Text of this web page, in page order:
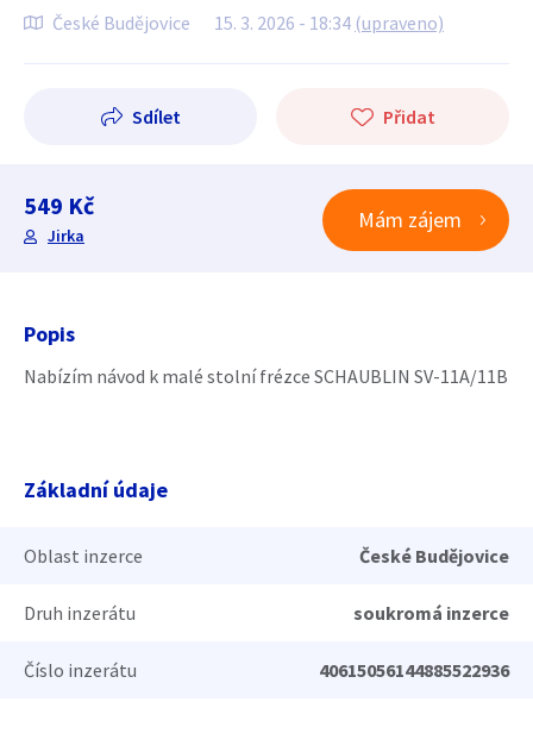
České Budějovice 15. 3. 2026 - 18:34 (upraveno)
Sdílet Přidat
549 Kč
Jirka
Mám zájem
Popis
Nabízím návod k malé stolní frézce SCHAUBLIN SV-11A/11B
Základní údaje
Oblast inzerce České Budějovice
Druh inzerátu soukromá inzerce
Číslo inzerátu 40615056144885522936